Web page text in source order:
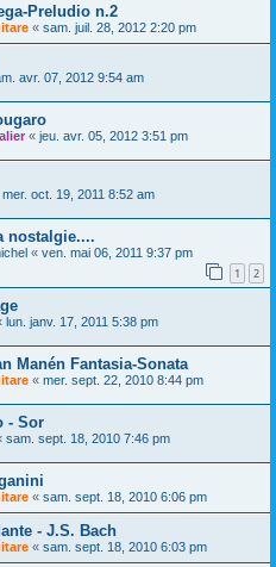
Preludio n.2
« sam. juil. 28, 2012 2:20 pm
avr. 07, 2012 9:54 am
« jeu. avr. 05, 2012 3:51 pm
mer. oct. 19, 2011 8:52 am
nostalgie....
« ven. mai 06, 2011 9:37 pm
1 2
lun. janv. 17, 2011 5:38 pm
Manén Fantasia-Sonata
« mer. sept. 22, 2010 8:44 pm
- Sor
sam. sept. 18, 2010 7:46 pm
« sam. sept. 18, 2010 6:06 pm
- J.S. Bach
« sam. sept. 18, 2010 6:03 pm